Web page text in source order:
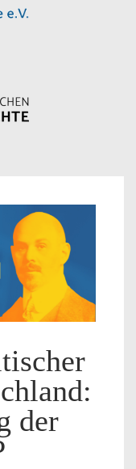
der